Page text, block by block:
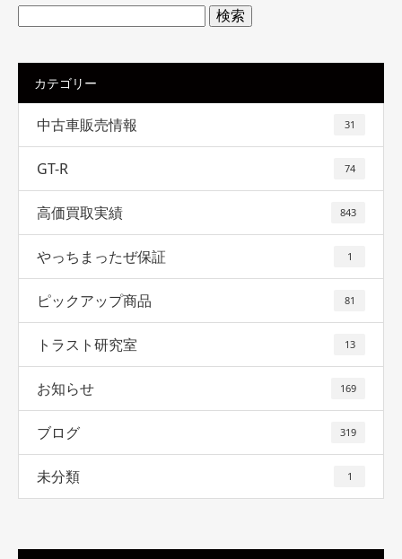
検
索:
カテゴリー
中古車販売情報 31
GT-R 74
高価買取実績 843
やっちまったぜ保証 1
ピックアップ商品 81
トラスト研究室 13
お知らせ 169
ブログ 319
未分類 1